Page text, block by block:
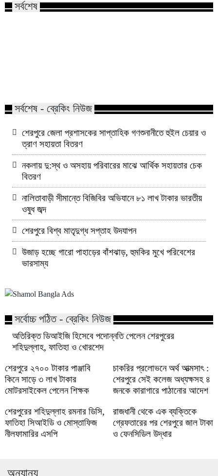
সর্বশেষ
সর্বশেষ - ব্রেকিং নিউজ
শেরপুরে জেলা প্রশাসকের সাপ্তাহিক গণশুনানীতে হুইল চেয়ার ও
ত্রাণ সহায়তা বিতরণ
নকলায় দু:স্থ ও অসহায় পরিবারের মাঝে আর্থিক সহায়তার চেক
বিতরণ
নালিতাবাড়ী সীমান্তে বিজিবির অভিযানে ৮১ লাখ টাকার ভারতীয়
ওষুধ জব্দ
শেরপুরে বিশ্ব মাতৃদুগ্ধ সপ্তাহ উদযাপন
উজাড় হচ্ছে গারো পাহাড়ের বাঁশঝাড়, হুমকির মুখে পরিবেশের
ভারসাম্য
সর্বোচ্চ পঠিত - ব্রেকিং নিউজ
অতিরিক্ত ডিআইজি হিসেবে পদোন্নতি পেলেন শেরপুরের
শহিদুল্লাহ, ফাতিহা ও খোরশেদ
শেরপুরে ২৭০০ টাকার পাঞ্জাবি
কিনে সাড়ে ৩ লাখ টাকার
মোটরসাইকেল পেলেন শিক্ষক
চাকরির প্রলোভনে অর্থ আত্মসাৎ :
শেরপুরে সেই কলেজ অধ্যক্ষসহ ৪
জনকে কারাগারে পাঠানোর আদেশ
শেরপুরের শহিদুল্লাহ রমনার ডিসি,
ফাতিহা সিআইডি ও মোস্তাফিজ
নীলফামারির এসপি
রাজধানী থেকে এক ব্যক্তিকে
গ্রেফতারের পর শেরপুরে জাল টাকা
ও ফেনসিডিল উদ্ধার
অন্যান্য